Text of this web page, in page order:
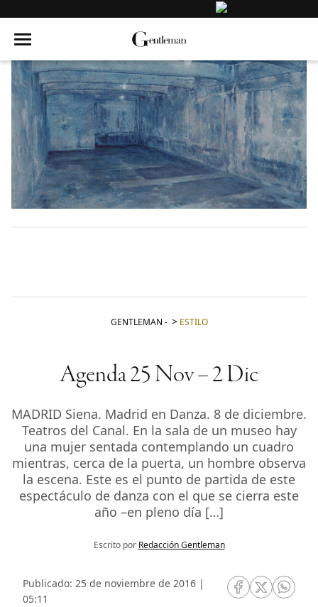
GENTLEMAN - ESTILO
Agenda 25 Nov – 2 Dic
MADRID Siena. Madrid en Danza. 8 de diciembre.
Teatros del Canal. En la sala de un museo hay
una mujer sentada contemplando un cuadro
mientras, cerca de la puerta, un hombre observa
la escena. Este es el punto de partida de este
espectáculo de danza con el que se cierra este
año –en pleno día […]
Escrito por Redacción Gentleman
Publicado: 25 de noviembre de 2016 |
05:11
RRSS Facebook
RRSSRRSS